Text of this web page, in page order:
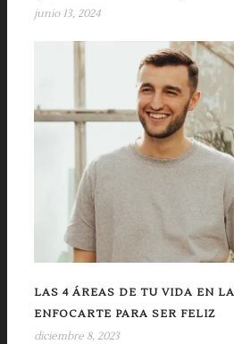
junio 13, 2024
LAS 4 ÁREAS DE TU VIDA EN
ENFOCARTE PARA SER FELIZ
diciembre 8, 2023